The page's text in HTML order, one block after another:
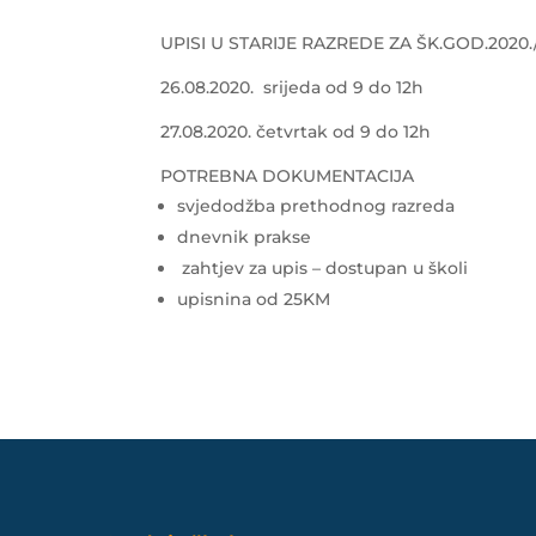
UPISI U STARIJE RAZREDE ZA
26.08.2020. srijeda od 9 do 12h
27.08.2020. četvrtak od 9 do 12h
POTREBNA DOKUMENTACIJA
svjedodžba prethodnog razreda
dnevnik prakse
zahtjev za upis – dostupan u školi
upisnina od 25KM